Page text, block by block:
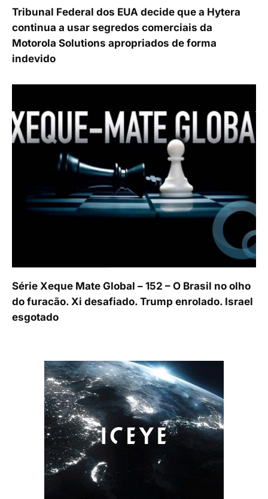
Tribunal Federal dos EUA decide que a Hytera
continua a usar segredos comerciais da
Motorola Solutions apropriados de forma
indevido
Série Xeque Mate Global – 152 – O Brasil no olho
do furacão. Xi desafiado. Trump enrolado. Israel
esgotado